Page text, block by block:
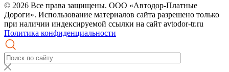
© 2026 Все права защищены. ООО «Автодор-Платные
Дороги». Использование материалов сайта разрешено только
при наличии индексируемой ссылки на сайт avtodor-tr.ru
Политика конфиденциальности